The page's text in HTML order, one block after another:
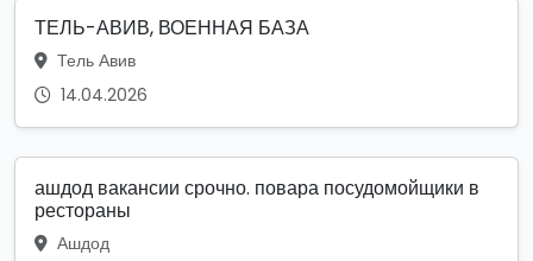
ТЕЛЬ-АВИВ, ВОЕННАЯ БАЗА
Тель Авив
14.04.2026
ашдод вакансии срочно. повара посудомойщики в
рестораны
Ашдод